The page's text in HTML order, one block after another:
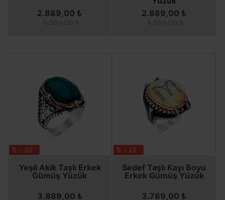
2.889,00 ₺ 2.889,00 ₺
% - 20
Yeşil Akik Taşlı Erkek
Gümüş Yüzük
SEPETE EKLE
3.889,00 ₺
SEPETE EKLE
% - 22
Sedef Taşlı Kayı Boyu
Erkek Gümüş Yüzük
SEPETE EKLE
3.789,00 ₺
SEPETE EKLE